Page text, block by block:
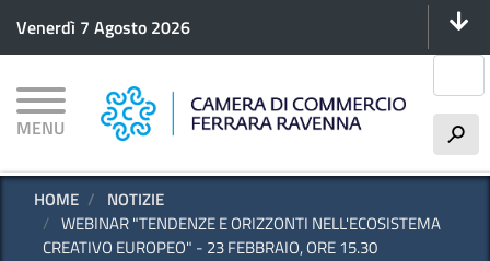
principale
Venerdì 7 Agosto 2026
MENU h
HOME
NOTIZIE
WEBINAR "TENDENZE E ORIZZONTI NELL'ECOSISTEMA
CREATIVO EUROPEO" - 23 FEBBRAIO, ORE 15.30